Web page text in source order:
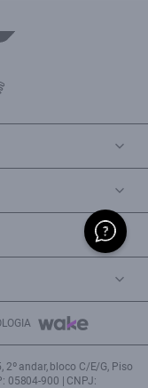
2º andar, bloco C/E/G, Piso
05804-900 | CNPJ: